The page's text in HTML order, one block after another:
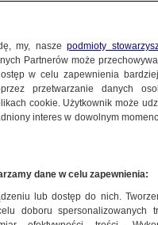
my, naszepodmioty
Partnerów może
w celu zapewnienia
przetwarzanie danych
cookie. Użytkownik może
interes w dowolnym
dane w celu zapewnienia:
lub dostęp do nich.
doboru spersonalizowanych